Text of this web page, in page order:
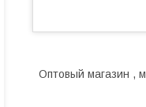
Оптовый магазин ,